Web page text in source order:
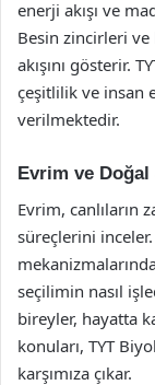
enerji akışı ve
Besin zincirleri
akışını gösterir.
çeşitlilik ve insan
verilmektedir.
Evrim ve
Evrim, canlıların
süreçlerini
seçilimin nasıl
bireyler, hayatta
konuları, TYT
karşımıza çıkar.